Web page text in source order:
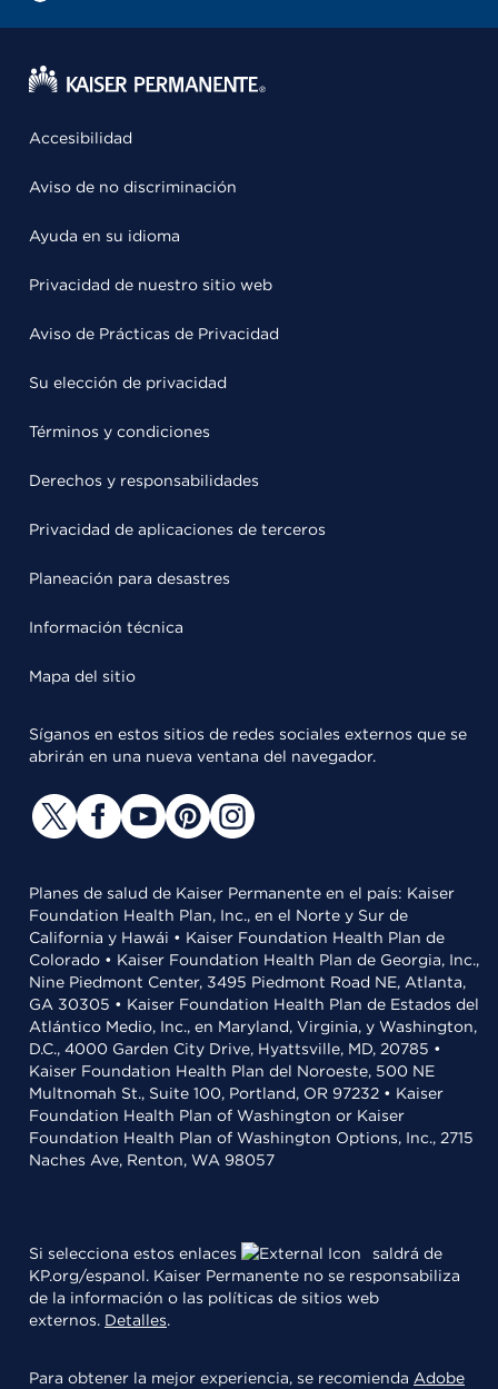
Accesibilidad
Aviso de no discriminación
Ayuda en su idioma
Privacidad de nuestro sitio web
Aviso de Prácticas de Privacidad
Su elección de privacidad
Términos y condiciones
Derechos y responsabilidades
Privacidad de aplicaciones de terceros
Planeación para desastres
Información técnica
Mapa del sitio
Síganos en estos sitios de redes sociales externos que se
abrirán en una nueva ventana del navegador.
Planes de salud de Kaiser Permanente en el país: Kaiser
Foundation Health Plan, Inc., en el Norte y Sur de
California y Hawái • Kaiser Foundation Health Plan de
Colorado • Kaiser Foundation Health Plan de Georgia, Inc.,
Nine Piedmont Center, 3495 Piedmont Road NE, Atlanta,
GA 30305 • Kaiser Foundation Health Plan de Estados del
Atlántico Medio, Inc., en Maryland, Virginia, y Washington,
D.C., 4000 Garden City Drive, Hyattsville, MD, 20785 •
Kaiser Foundation Health Plan del Noroeste, 500 NE
Multnomah St., Suite 100, Portland, OR 97232 • Kaiser
Foundation Health Plan of Washington or Kaiser
Foundation Health Plan of Washington Options, Inc., 2715
Naches Ave, Renton, WA 98057
Si selecciona estos enlaces
saldrá de
KP.org/espanol. Kaiser Permanente no se responsabiliza
de la información o las políticas de sitios web
externos. Detalles.
Para obtener la mejor experiencia, se recomienda Adobe